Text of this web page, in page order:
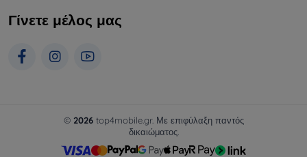
Γίνετε μέλος μας
© 2026top4mobile.gr. Με επιφύλαξη παντός
δικαιώματος.